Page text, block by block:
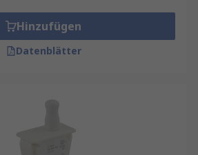
Hinzufügen
Datenblätter